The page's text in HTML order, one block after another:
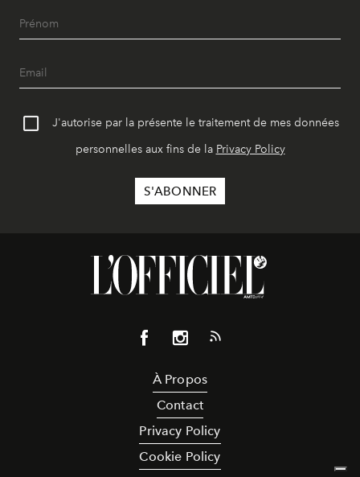
J'autorise par la présente le traitement de mes données
personnelles aux fins de la Privacy Policy
À Propos
Contact
Privacy Policy
Cookie Policy